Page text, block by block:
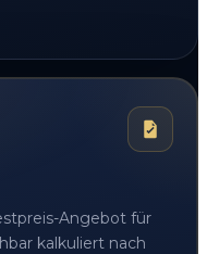
Angebot für
kalkuliert nach